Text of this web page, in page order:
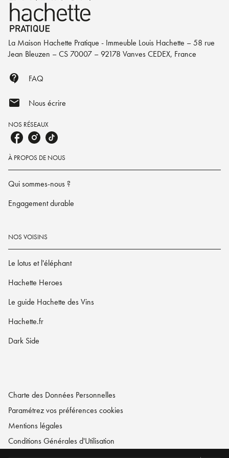
La Maison Hachette Pratique - Immeuble Louis Hachette – 58 rue
Jean Bleuzen – CS 70007 – 92178 Vanves CEDEX, France
contact_support FAQ
mail Nous écrire
NOS RÉSEAUX
À PROPOS DE NOUS
Qui sommes-nous ?
Engagement durable
NOS VOISINS
Le lotus et l'éléphant
Hachette Heroes
Le guide Hachette des Vins
Hachette.fr
Dark Side
Charte des Données Personnelles
Paramétrez vos préférences cookies
Mentions légales
Conditions Générales d'Utilisation